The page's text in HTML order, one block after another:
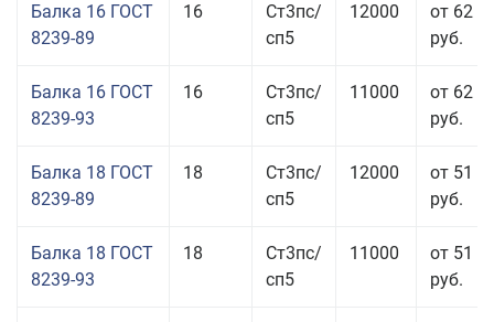
Балка 16 ГОСТ
8239-89
16
Ст3пс/
сп5
12000
от 62
руб.
Балка 16 ГОСТ
8239-93
16
Ст3пс/
сп5
11000
от 62
руб.
Балка 18 ГОСТ
8239-89
18
Ст3пс/
сп5
12000
от 51
руб.
Балка 18 ГОСТ
8239-93
18
Ст3пс/
сп5
11000
от 51
руб.